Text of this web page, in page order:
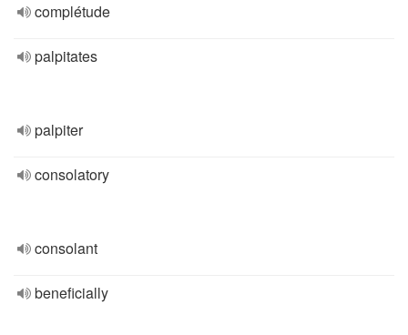
complétude
palpitates
palpiter
consolatory
consolant
beneficially